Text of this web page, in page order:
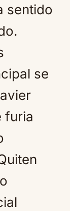
sentido
se
furia